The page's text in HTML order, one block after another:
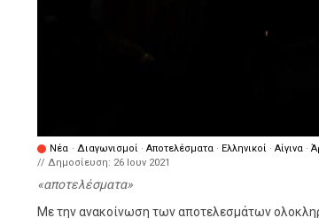
Νέα · Διαγωνισμοί · Αποτελέσματα · Ελληνικοί · Αίγινα ·
// Δημοσίευση: 26 Ιουν 2021
αποτελέσματα
Με την ανακοίνωση των αποτελεσμάτων